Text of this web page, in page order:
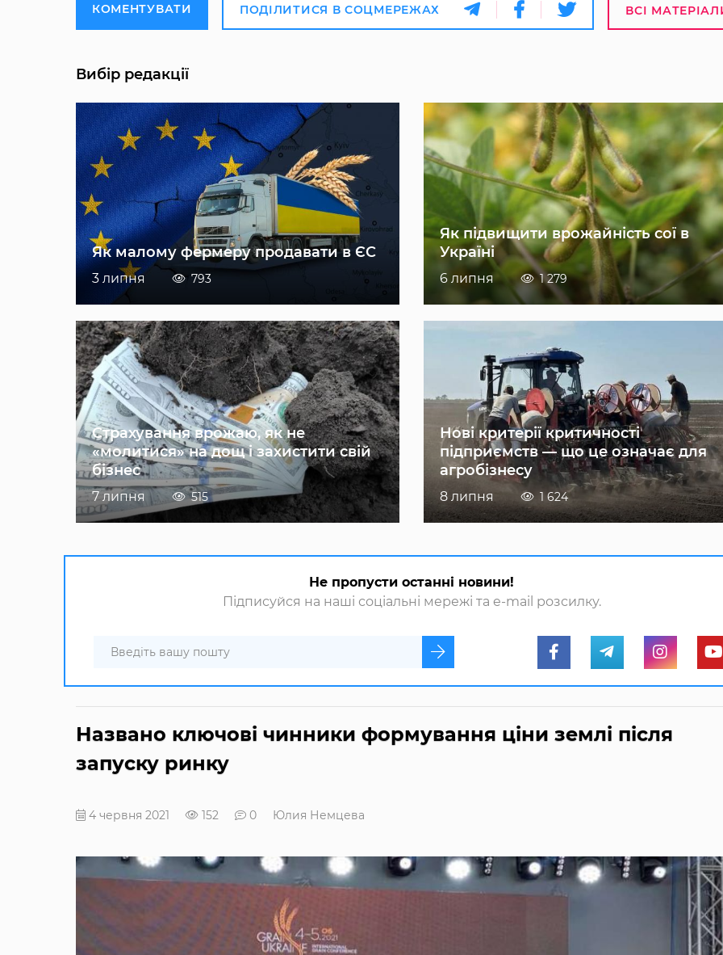
КОМЕНТУВАТИ ПОДІЛИТИСЯ В СОЦМЕРЕЖАХ ВСІ
Вибір редакції
Як малому фермеру продавати в ЄС
3 липня 793
Як підвищити врожайність сої в
Україні
6 липня 1 279
Страхування врожаю, як не
«молитися» на дощ і захистити свій
бізнес
7 липня 515
Нові критерії критичності
підприємств — що це означає для
агробізнесу
8 липня 1 624
Не пропусти останні новини!
Підписуйся на наші соціальні мережі та e-mail розсилку.
Названо ключові чинники формування ціни землі після
запуску ринку
4 червня 2021 152 0 Юлия Немцева